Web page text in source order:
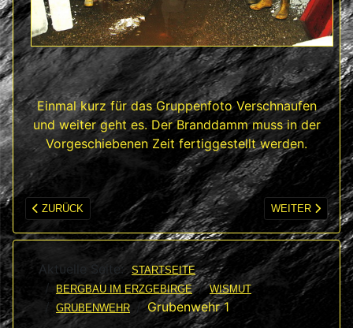
Einmal kurz für das Gruppenfoto Verschnaufen
und weiter geht es. Der Branddamm muss in der
Vorgeschiebenen Zeit fertiggestellt werden.
VORHERIGER BEITRAG: GRUBENWEHR 2
ZURÜCK NÄCHSTER
WEITER
Aktuelle Seite: STARTSEITE
BERGBAU IM ERZGEBIRGE
WISMUT
GRUBENWEHR
Grubenwehr 1